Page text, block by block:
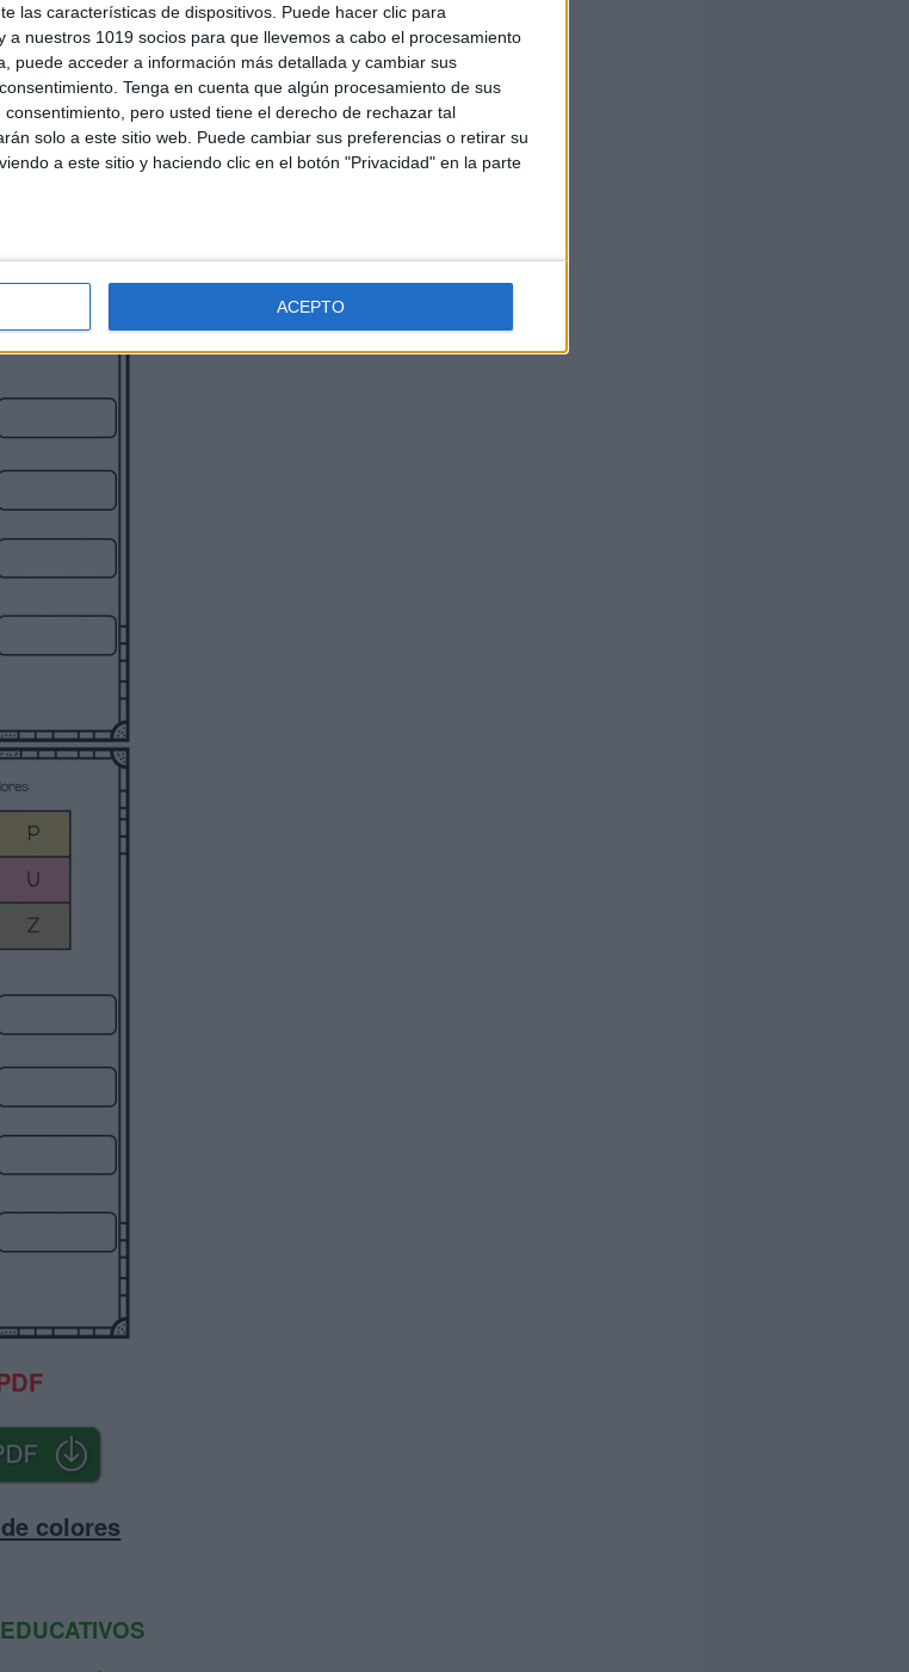
las características de dispositivos. Puede hacer clic para
nuestros 1019 socios para que llevemos a cabo el procesamiento
puede acceder a información más detallada y cambiar sus
Tenga en cuenta que algún procesamiento de sus
pero usted tiene el derecho de rechazar tal
solo a este sitio web. Puede cambiar sus preferencias o retirar su
a este sitio y haciendo clic en el botón "Privacidad" en la parte
ACEPTO
colores